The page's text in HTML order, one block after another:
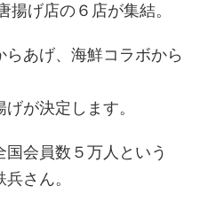
げ店の６店が集結。
あげ、海鮮コラボから
が決定します。
会員数５万人という
さん。